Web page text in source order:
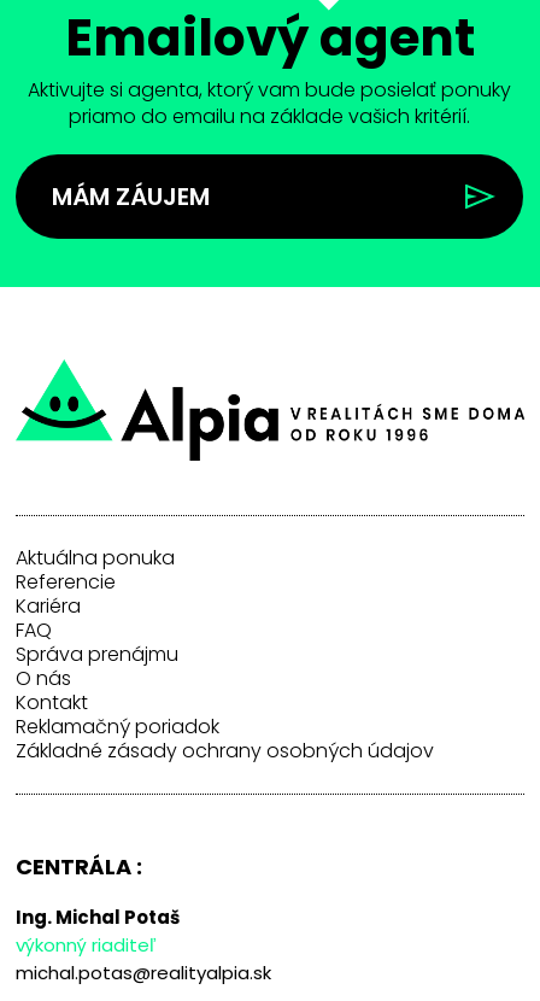
Emailový agent
Aktivujte si agenta, ktorý vam bude posielať ponuky
priamo do emailu na základe vašich kritérií.
MÁM ZÁUJEM
Aktuálna ponuka
Referencie
Kariéra
FAQ
Správa prenájmu
O nás
Kontakt
Reklamačný poriadok
Základné zásady ochrany osobných údajov
CENTRÁLA :
Ing. Michal Potaš
výkonný riaditeľ
michal.potas@realityalpia.sk